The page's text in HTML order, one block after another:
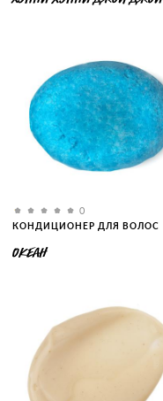
0
КОНДИЦИОНЕР ДЛЯ ВОЛОС
ОКЕАН